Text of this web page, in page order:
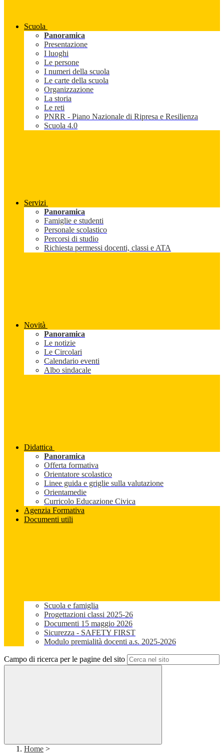
Scuola
Panoramica
Presentazione
I luoghi
Le persone
I numeri della scuola
Le carte della scuola
Organizzazione
La storia
Le reti
PNRR - Piano Nazionale di Ripresa e Resilienza
Scuola 4.0
Servizi
Panoramica
Famiglie e studenti
Personale scolastico
Percorsi di studio
Richiesta permessi docenti, classi e ATA
Novità
Panoramica
Le notizie
Le Circolari
Calendario eventi
Albo sindacale
Didattica
Panoramica
Offerta formativa
Orientatore scolastico
Linee guida e griglie sulla valutazione
Orientamedie
Curricolo Educazione Civica
Agenzia Formativa
Documenti utili
Scuola e famiglia
Progettazioni classi 2025-26
Documenti 15 maggio 2026
Sicurezza - SAFETY FIRST
Modulo premialità docenti a.s. 2025-2026
Campo di ricerca per le pagine del sito
Home >